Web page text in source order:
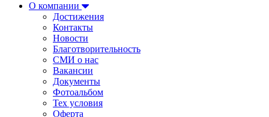
О компании
Достижения
Контакты
Новости
Благотворительность
СМИ о нас
Вакансии
Документы
Фотоальбом
Тех условия
Оферта